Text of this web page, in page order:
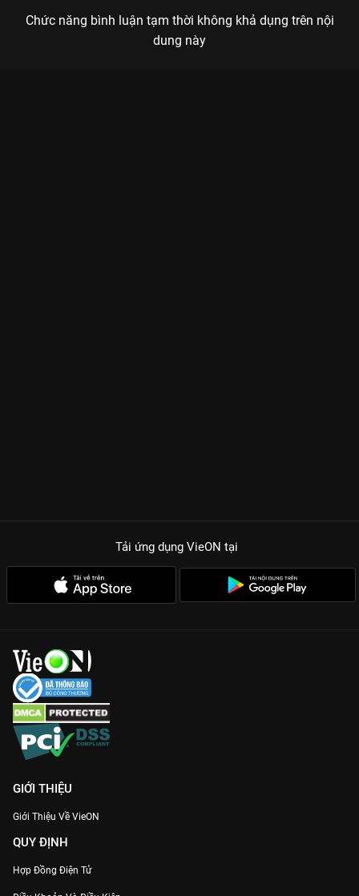
Chức năng bình luận tạm thời không khả dụng trên nội
dung này
Tải ứng dụng VieON tại
GIỚI THIỆU
Giới Thiệu Về VieON
QUY ĐỊNH
Hợp Đồng Điện Tử